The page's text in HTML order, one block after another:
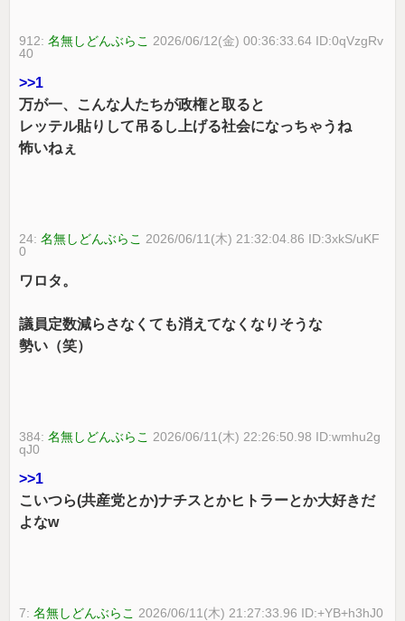
912:名無しどんぶらこ 2026/06/12(金) 00:36:33.64 ID:0qVzgRv
40
>>1
万が一、こんな人たちが政権と取ると
レッテル貼りして吊るし上げる社会になっちゃうね
怖いねぇ
24:名無しどんぶらこ 2026/06/11(木) 21:32:04.86 ID:3xkS/uKF
0
ワロタ。
議員定数減らさなくても消えてなくなりそうな
勢い（笑）
384:名無しどんぶらこ 2026/06/11(木) 22:26:50.98 ID:wmhu2g
qJ0
>>1
こいつら(共産党とか)ナチスとかヒトラーとか大好きだ
よなw
7:名無しどんぶらこ 2026/06/11(木) 21:27:33.96 ID:+YB+h3hJ0